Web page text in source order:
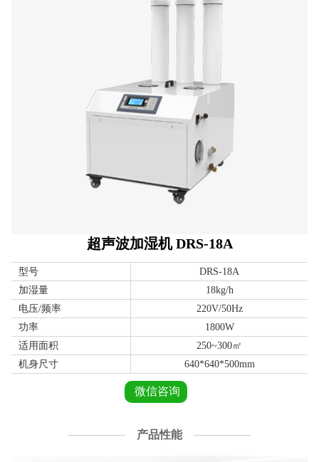
超声波加湿机 DRS-18A
型号
DRS-18A
加湿量
18kg/h
电压/频率
220V/50Hz
功率
1800W
适用面积
250~300㎡
机身尺寸
640*640*500mm
微信咨询
产品性能